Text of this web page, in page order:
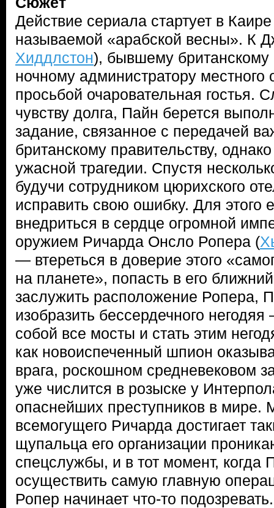
Действие сериала стартует в Каире
называемой «арабской весны». К
Хиддлстон), бывшему британскому
ночному администратору местного
просьбой очаровательная гостья.
чувству долга, Пайн берется
задание, связанное с передачей
британскому правительству,
ужасной трагедии. Спустя
будучи сотрудником цюрихского
исправить свою ошибку. Для этого
внедриться в сердце огромной
оружием Ричарда Онсло Ропера (
— втереться в доверие этого
на планете», попасть в его
заслужить расположение Ропера,
изобразить бессердечного
собой все мосты и стать этим
как новоиспеченный шпион
врага, роскошном средневековом
уже числится в розыске у
опаснейших преступников в мире.
всемогущего Ричарда достигает
щупальца его организации
спецслужбы, и в тот момент, когда
осуществить самую главную
Ропер начинает что-то